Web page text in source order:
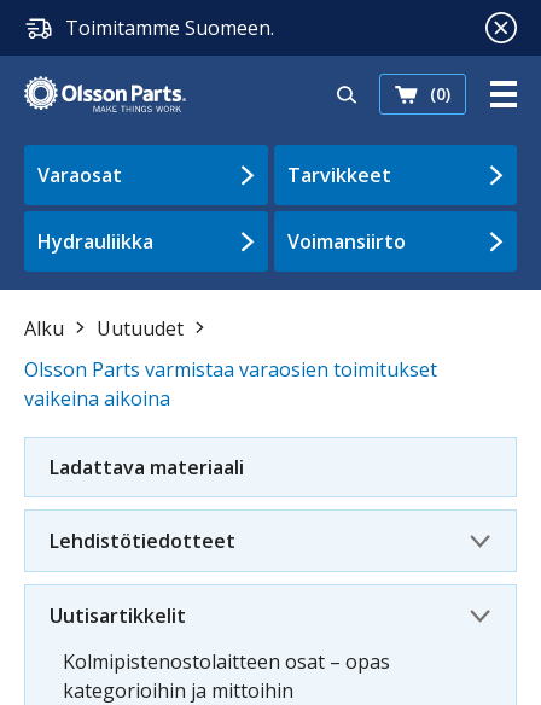
Toimitamme Suomeen.
(0)
Varaosat Tarvikkeet
Hydrauliikka Voimansiirto
Alku
Uutuudet
Olsson Parts varmistaa varaosien toimitukset
vaikeina aikoina
Ladattava materiaali
Lehdistötiedotteet
Uutisartikkelit
Kolmipistenostolaitteen osat – opas
kategorioihin ja mittoihin